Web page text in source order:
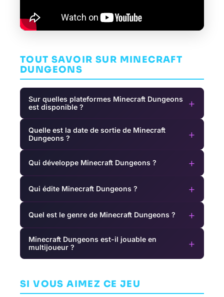
TOUT SAVOIR SUR MINECRAFT
DUNGEONS
Sur quelles plateformes Minecraft Dungeons
est disponible ?
+
Quelle est la date de sortie de Minecraft
Dungeons ?
+
Qui développe Minecraft Dungeons ? +
Qui édite Minecraft Dungeons ? +
Quel est le genre de Minecraft Dungeons ? +
Minecraft Dungeons est-il jouable en
multijoueur ?
+
SI VOUS AIMEZ CE JEU
Remastered
AVENTURE
AVENTURE
Forever